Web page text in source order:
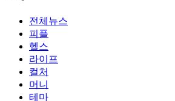
전체뉴스
피플
헬스
라이프
컬처
머니
테마